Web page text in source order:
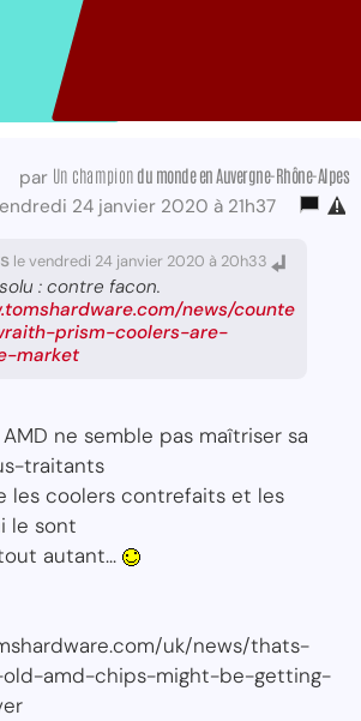
par Un champion du mondeen Auvergne-Rhône-Alpes
24 janvier 2020 à 21h37
le vendredi 24 janvier 2020 à 20h33
: contre facon.
news/counte
prism-coolers-are-
market
ne semble pas maîtriser sa
traitants
les coolers contrefaits et les
le sont
autant...
uk/news/thats-
old-amd-chips-might-be-getting-